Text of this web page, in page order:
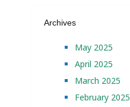
Archives
May 2025
April 2025
March 2025
February 2025